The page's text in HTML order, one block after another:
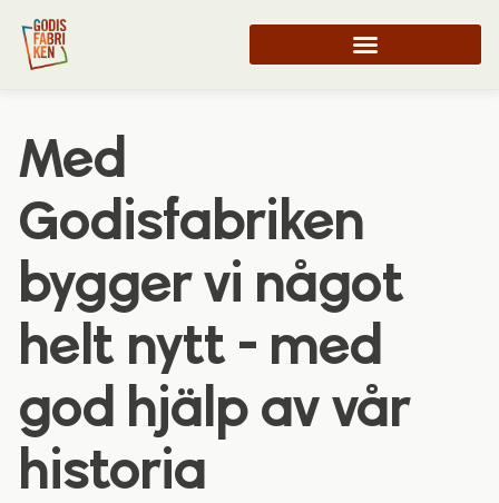
Med
Godisfabriken
bygger vi något
helt nytt - med
god hjälp av vår
historia